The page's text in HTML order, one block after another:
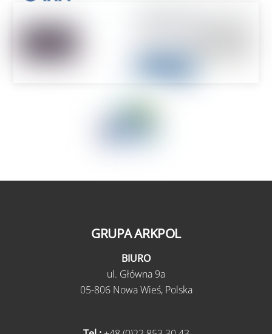
GRUPA ARKPOL
BIURO
ul. Główna 9a
05-806 Nowa Wieś, Polska